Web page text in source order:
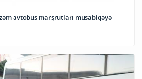
avtobus marşrutları müsabiqəyə